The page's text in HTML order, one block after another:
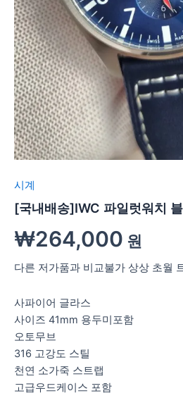
시계
[국내배송]IWC 파일럿워치
₩264,000 원
다른 저가품과 비교불가 상상 초월
사파이어 글라스
사이즈 41mm 용두미포함
오토무브
316 고강도 스틸
천연 소가죽 스트랩
고급우드케이스 포함